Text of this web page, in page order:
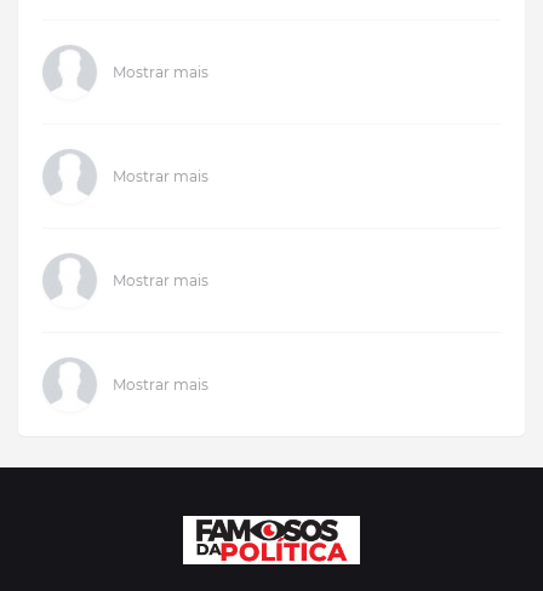
Mostrar mais
Mostrar mais
Mostrar mais
Mostrar mais